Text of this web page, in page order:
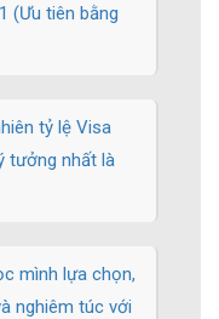
(Ưu tiên bằng
tỷ lệ Visa
tưởng nhất là
mình lựa chọn,
nghiêm túc với